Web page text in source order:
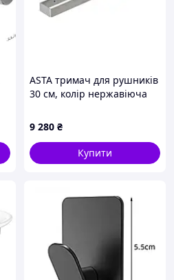
ASTA тримач для рушників
30 см, колір нержавіюча
9 280 ₴
Купити